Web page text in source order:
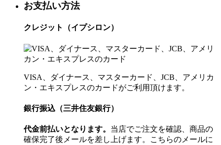
お支払い方法
クレジット（イプシロン）
VISA、ダイナース、マスターカード、JCB、アメリカ
ン・エキスプレスのカードがご利用頂けます。
銀行振込（三井住友銀行）
代金前払いとなります。 当店でご注文を確認、商品の
確保完了後メールを差し上げます。こちらのメールに